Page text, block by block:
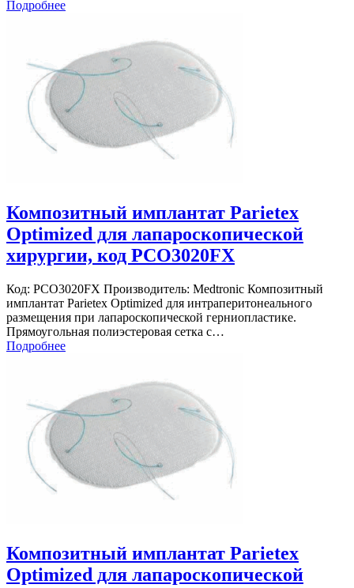
Подробнее
Композитный имплантат Parietex
Optimized для лапароскопической
хирургии, код PCO3020FX
Код: PCO3020FX Производитель: Medtronic Композитный
имплантат Parietex Optimized для интраперитонеального
размещения при лапароскопической герниопластике.
Прямоугольная полиэстеровая сетка с…
Подробнее
Композитный имплантат Parietex
Optimized для лапароскопической